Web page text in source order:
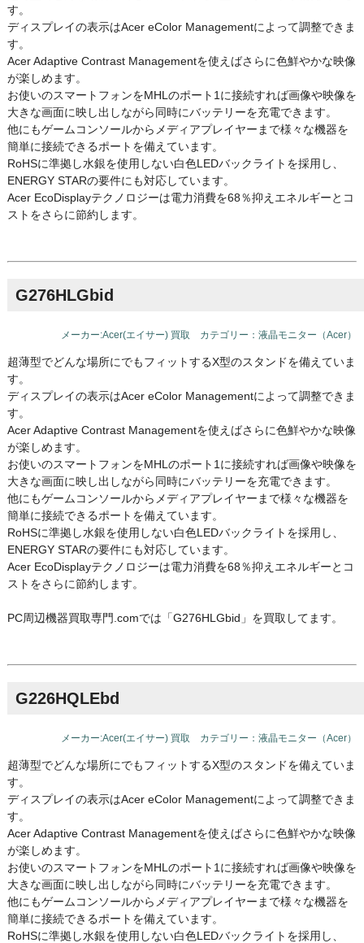
す。
ディスプレイの表示はAcer eColor Managementによって調整できま
す。
Acer Adaptive Contrast Managementを使えばさらに色鮮やかな映像
が楽しめます。
お使いのスマートフォンをMHLのポート1に接続すれば画像や映像を
大きな画面に映し出しながら同時にバッテリーを充電できます。
他にもゲームコンソールからメディアプレイヤーまで様々な機器を
簡単に接続できるポートを備えています。
RoHSに準拠し水銀を使用しない白色LEDバックライトを採用し、
ENERGY STARの要件にも対応しています。
Acer EcoDisplayテクノロジーは電力消費を68％抑えエネルギーとコ
ストをさらに節約します。
G276HLGbid
メーカー:Acer(エイサー) 買取 カテゴリー：液晶モニター（Acer）
超薄型でどんな場所にでもフィットするX型のスタンドを備えていま
す。
ディスプレイの表示はAcer eColor Managementによって調整できま
す。
Acer Adaptive Contrast Managementを使えばさらに色鮮やかな映像
が楽しめます。
お使いのスマートフォンをMHLのポート1に接続すれば画像や映像を
大きな画面に映し出しながら同時にバッテリーを充電できます。
他にもゲームコンソールからメディアプレイヤーまで様々な機器を
簡単に接続できるポートを備えています。
RoHSに準拠し水銀を使用しない白色LEDバックライトを採用し、
ENERGY STARの要件にも対応しています。
Acer EcoDisplayテクノロジーは電力消費を68％抑えエネルギーとコ
ストをさらに節約します。
PC周辺機器買取専門.comでは「G276HLGbid」を買取してます。
G226HQLEbd
メーカー:Acer(エイサー) 買取 カテゴリー：液晶モニター（Acer）
超薄型でどんな場所にでもフィットするX型のスタンドを備えていま
す。
ディスプレイの表示はAcer eColor Managementによって調整できま
す。
Acer Adaptive Contrast Managementを使えばさらに色鮮やかな映像
が楽しめます。
お使いのスマートフォンをMHLのポート1に接続すれば画像や映像を
大きな画面に映し出しながら同時にバッテリーを充電できます。
他にもゲームコンソールからメディアプレイヤーまで様々な機器を
簡単に接続できるポートを備えています。
RoHSに準拠し水銀を使用しない白色LEDバックライトを採用し、